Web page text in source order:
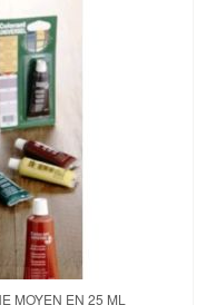
MOYEN EN 25 ML